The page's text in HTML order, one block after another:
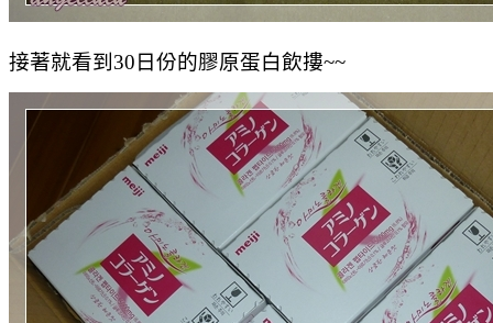
接著就看到30日份的膠原蛋白飲摟~~